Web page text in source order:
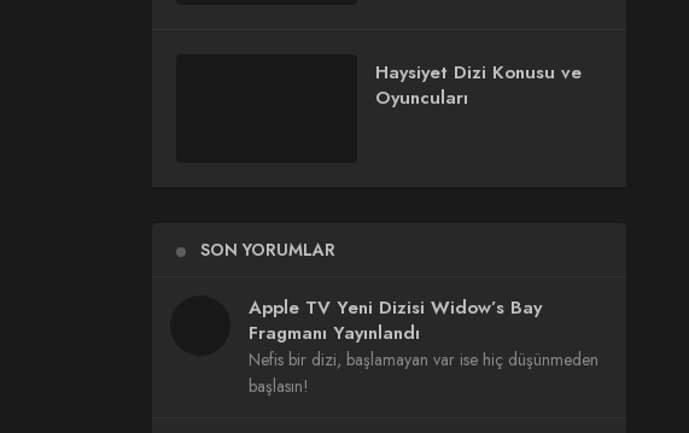
Haysiyet Dizi Konusu ve
Oyuncuları
SON YORUMLAR
Apple TV Yeni Dizisi Widow’s Bay
Fragmanı Yayınlandı
Nefis bir dizi, başlamayan var ise hiç düşünmeden
başlasın!